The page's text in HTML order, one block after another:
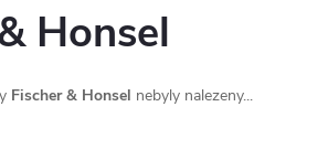
Honsel
Fischer & Honsel nebyly nalezeny...